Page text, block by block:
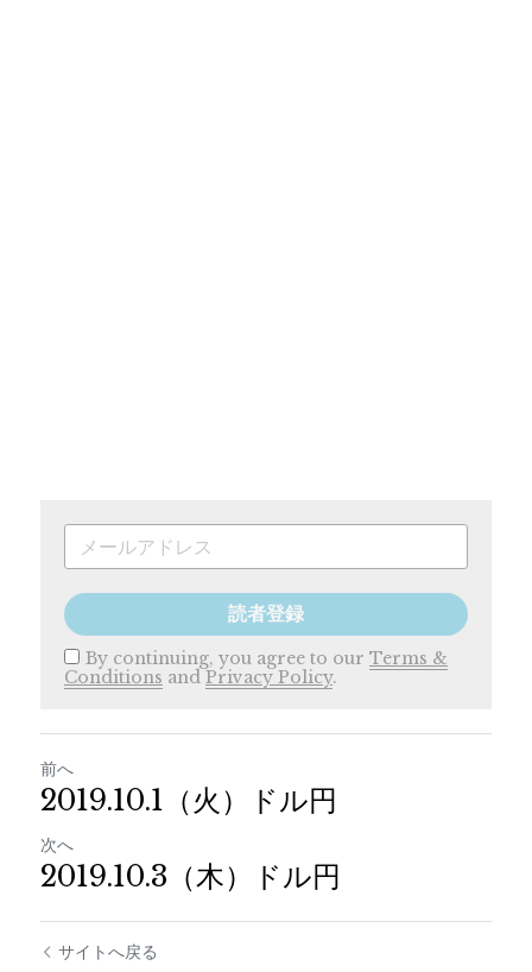
読者登録
By continuing, you agree to our Terms &
Conditions and Privacy Policy.
前へ
2019.10.1（火）ドル円
次へ
2019.10.3（木）ドル円
サイトへ戻る